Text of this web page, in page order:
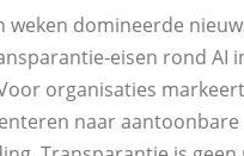
weken domineerde
rond AI
organisaties
naar aantoonbare